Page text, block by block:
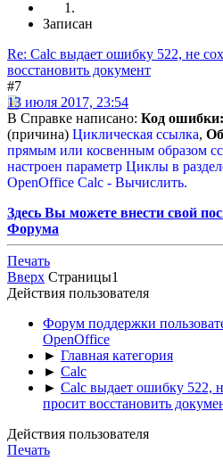
Записан
Re: Calc выдает ошибку 522, не
восстановить документ
#7
13 июля 2017, 23:54
В Справке написано: Код ошибки:
(причина) Циклическая ссылка,
прямым или косвенным образом
настроен параметр Циклы в
OpenOffice Calc - Вычислить.
Здесь Вы можете внести свой
Форума
Печать
Вверх Страницы1
Действия пользователя
Форум поддержки
OpenOffice
► Главная категория
► Calc
► Calc выдает ошибку 522,
просит восстановить
Действия пользователя
Печать